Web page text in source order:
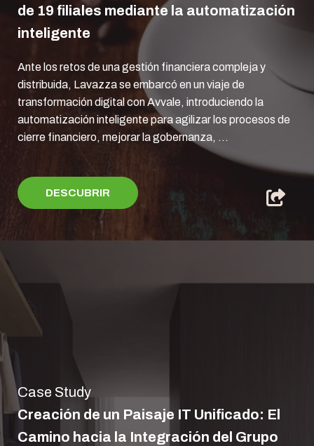
de 19 filiales mediante la automatización
inteligente
Ante los retos de una gestión financiera compleja y
distribuida, Lavazza se embarcó en un viaje de
transformación digital con Avvale, introduciendo la
automatización inteligente para agilizar los procesos de
cierre financiero, mejorar la gobernanza, ...
DESCUBRIR
Case Study
Creación de un Paisaje IT Unificado: El
Camino hacia la Integración del Grupo